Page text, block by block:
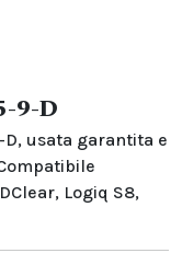
9-D
D, usata garantita e
Logiq S8,